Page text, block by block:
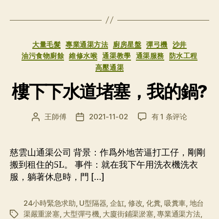
分
类
大量毛髮 專業通渠方法 廚房星盤 彈弓機
沙井
油污食物廚餘 維修水喉 通渠教學 通渠服務
防水工程
高壓通渠
樓下下水道堵塞，我的鍋?
文
者
王師傅
发
期
2021-11-02
樓
水
道
堵
的
鍋?
有 1 条评论
慈雲山通渠公司 背景：作爲外地苦逼打工仔，剛剛
搬到租住的5L。 事件：就在我下午用洗衣機洗衣
服，躺著休息時，門 […]
标
24小時緊急求助, U型隔器, 企缸, 修改, 化糞, 吸糞車, 地台
渠嚴重淤塞, 大型彈弓機, 大廈街鋪渠淤塞,專業通渠方法,